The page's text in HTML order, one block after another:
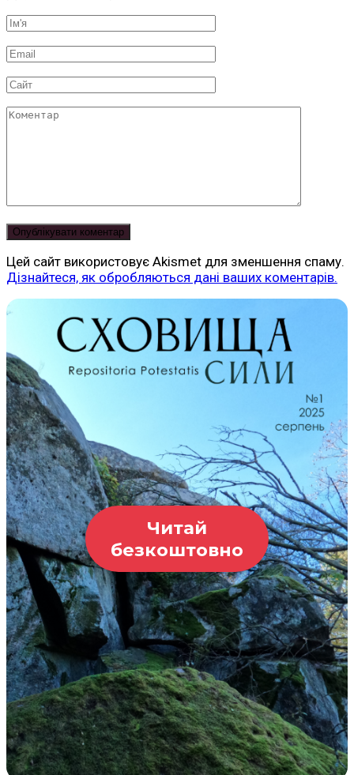
Ім'я
*
Email
*
Сайт
Коментар
Цей сайт використовує Akismet для зменшення спаму.
Дізнайтеся, як обробляються дані ваших коментарів.
Читай
безкоштовно